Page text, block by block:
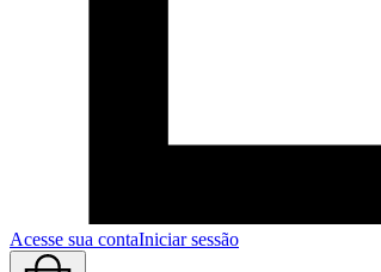
Acesse sua contaIniciar sessão